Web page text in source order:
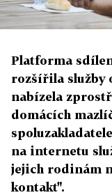
Platforma
rozšířila služby
nabízela
domácích
na internetu
jejich rodinám
kontakt".